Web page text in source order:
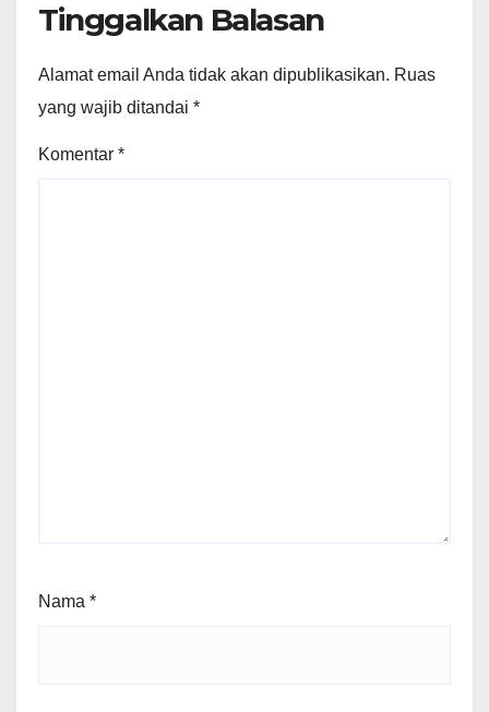
Tinggalkan Balasan
Alamat email Anda tidak akan dipublikasikan. Ruas
yang wajib ditandai *
Komentar *
Nama *